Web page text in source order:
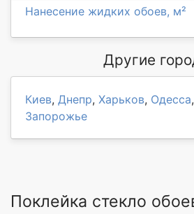
Нанесение жидких обоев, м²
Другие
Киев, Днепр, Харьков, Одесса,
Запорожье
Поклейка стекло